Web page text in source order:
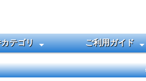
テゴリ
ーフロントを探す
る土地を探す
ンプ用地
す
を探す
す
ンを探す
探す
を探す
ご利用ガイド
ご契約までの流れ
田舎暮らしQ&A
お売りになりたい方